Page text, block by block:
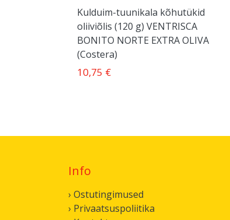
Kulduim-tuunikala kõhutükid
oliiviõlis (120 g) VENTRISCA
BONITO NORTE EXTRA OLIVA
(Costera)
10,75 €
Info
› Ostutingimused
› Privaatsuspoliitika